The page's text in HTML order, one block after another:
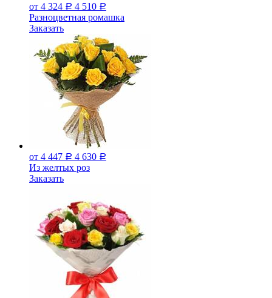
от 4 324 Р 4 510 Р
Разноцветная ромашка
Заказать
от 4 447 Р 4 630 Р
Из желтых роз
Заказать